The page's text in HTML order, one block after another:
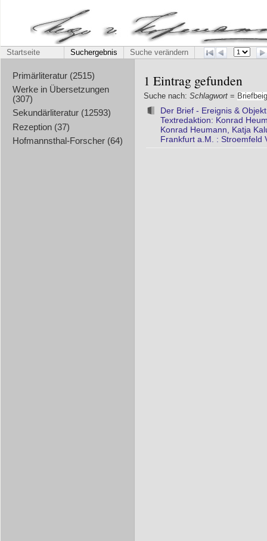
Startseite Suchergebnis Suche verändern
Primärliteratur (2515)
Werke in Übersetzungen
(307)
Sekundärliteratur (12593)
Rezeption (37)
Hofmannsthal-Forscher (64)
1 Eintrag gefunden
Suche nach: Schlagwort =
Der Brief - Ereignis &
Textredaktion: Konrad
Konrad Heumann, Katja
Frankfurt a.M. : Stroemfeld